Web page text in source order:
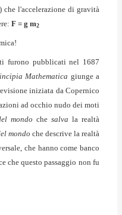
l'accelerazione di gravità
F = g m2
furono pubblicati nel 1687
Mathematica giunge a
iniziata da Copernico
ad occhio nudo dei moti
mondo che salva la realtà
mondo che descrive la realtà
che hanno come banco
che questo passaggio non fu